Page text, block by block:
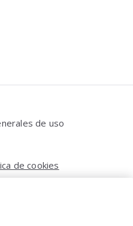
de uso
de cookies